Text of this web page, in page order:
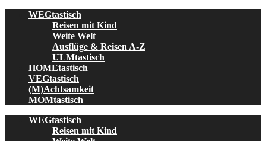
WEGtastisch
Reisen mit Kind
Weite Welt
Ausflüge & Reisen A-Z
ULMtastisch
HOMEtastisch
VEGtastisch
(M)Achtsamkeit
MOMtastisch
WEGtastisch
Reisen mit Kind